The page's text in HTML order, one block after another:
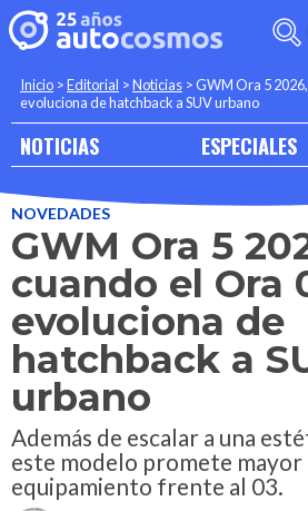
Inicio >Editorial >Noticias >GWM Ora 5
evoluciona de hatchback a SUV urbano
NOTICIAS ESPECIALES
NOVEDADES
GWM Ora 5
cuando el Ora
evoluciona de
hatchback a
urbano
Además de escalar a una
este modelo promete mayor
equipamiento frente al 03.